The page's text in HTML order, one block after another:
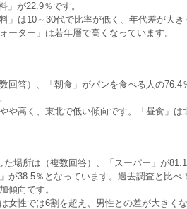
」が22.9％です。
」は10～30代で比率が低く、年代差が大
ーター」は若年層で高くなっています。
回答）、「朝食」がパンを食べる人の76.4
や高く、東北で低い傾向です。「昼食」
場所は（複数回答）、「スーパー」が
が38.5％となっています。過去調査と比べ
傾向です。
女性では6割を超え、男性との差が大きく